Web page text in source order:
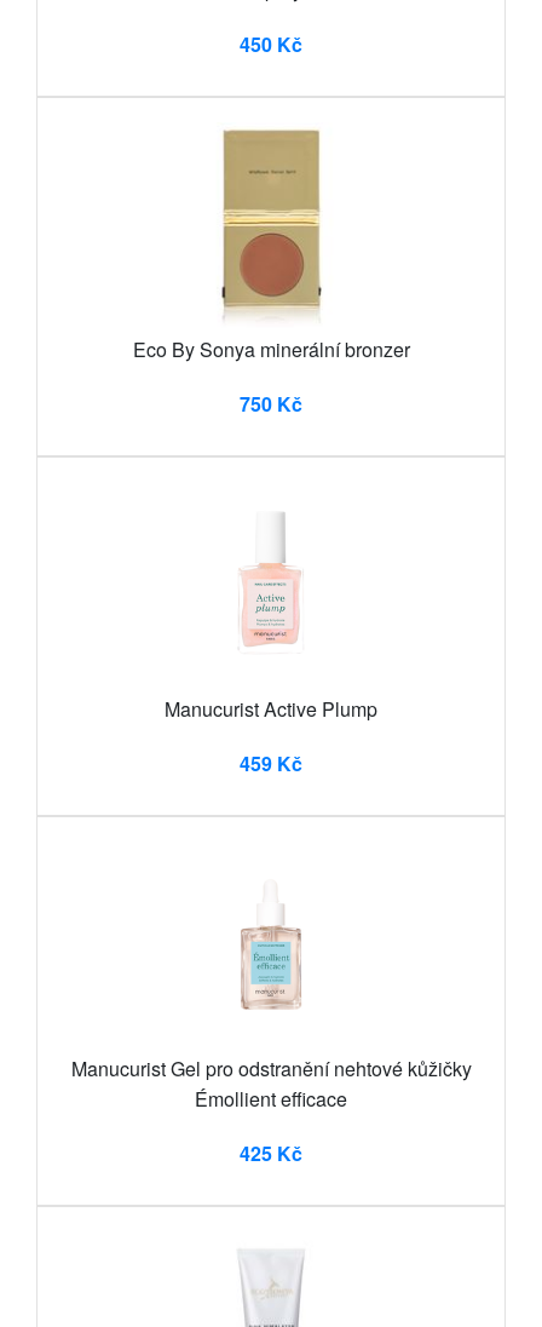
450 Kč
Eco By Sonya minerální bronzer
750 Kč
Manucurist Active Plump
459 Kč
Manucurist Gel pro odstranění nehtové kůžičky
Émollient efficace
425 Kč